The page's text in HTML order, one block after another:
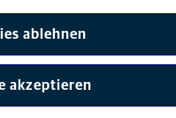
von Mars, Inc © 2026
ablehnen
akzeptieren